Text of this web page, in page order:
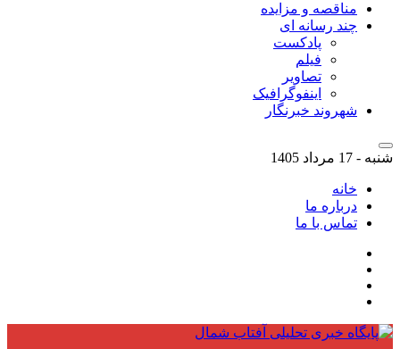
مناقصه و مزایده
چند رسانه ای
پادکست
فیلم
تصاویر
اینفوگرافیک
شهروند خبرنگار
شنبه - 17 مرداد 1405
خانه
درباره ما
تماس با ما